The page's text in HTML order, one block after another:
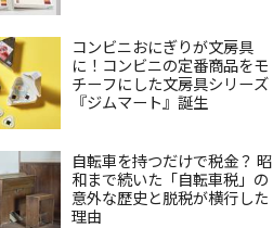
コンビニおにぎりが文房具
に！コンビニの定番商品をモ
チーフにした文房具シリーズ
『ジムマート』誕生
自転車を持つだけで税金？ 昭
和まで続いた「自転車税」の
意外な歴史と脱税が横行した
理由